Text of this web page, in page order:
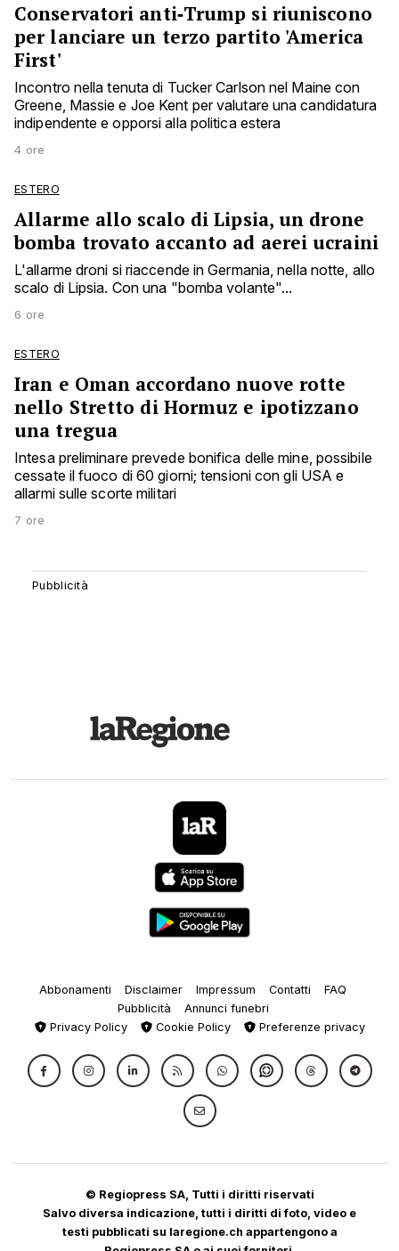
Conservatori anti‑Trump si riuniscono
per lanciare un terzo partito 'America
First'
Incontro nella tenuta di Tucker Carlson nel Maine con
Greene, Massie e Joe Kent per valutare una candidatura
indipendente e opporsi alla politica estera
4 ore
ESTERO
Allarme allo scalo di Lipsia, un drone
bomba trovato accanto ad aerei ucraini
L'allarme droni si riaccende in Germania, nella notte, allo
scalo di Lipsia. Con una "bomba volante"...
6 ore
ESTERO
Iran e Oman accordano nuove rotte
nello Stretto di Hormuz e ipotizzano
una tregua
Intesa preliminare prevede bonifica delle mine, possibile
cessate il fuoco di 60 giorni; tensioni con gli USA e
allarmi sulle scorte militari
7 ore
Abbonamenti Disclaimer Impressum Contatti
FAQ
Pubblicità
Annunci funebri
Privacy Policy
Cookie Policy Preferenze privacy
© Regiopress SA, Tutti i diritti riservati
Salvo diversa indicazione, tutti i diritti di foto, video e
testi pubblicati su laregione.ch appartengono a